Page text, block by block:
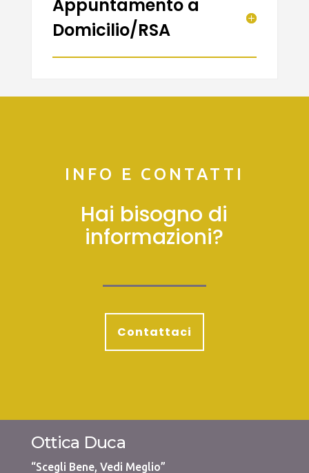
Appuntamento a
Domicilio/RSA
INFO E CONTATTI
Hai bisogno di
informazioni?
Contattaci
Ottica Duca
“Scegli Bene, Vedi Meglio”